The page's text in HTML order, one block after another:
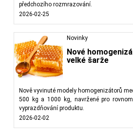
předchozího rozmrazování.
2026-02-25
Novinky
Nové
velké šarže
Nově vyvinuté modely homogenizátorů
500 kg a 1000 kg, navržené pro
vyprazdňování produktu.
2026-02-02